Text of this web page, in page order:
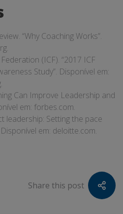
“Why Coaching Works”.
.
(ICF). “2017 ICF
Study”. Disponível em:
.
Can Improve Leadership and
em: forbes.com.
leadership: Setting the pace
em: deloitte.com.
Share this post